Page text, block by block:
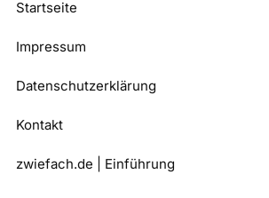
Startseite
Impressum
Datenschutzerklärung
Kontakt
zwiefach.de | Einführung